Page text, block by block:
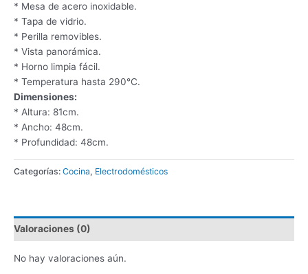
* Mesa de acero inoxidable.
* Tapa de vidrio.
* Perilla removibles.
* Vista panorámica.
* Horno limpia fácil.
* Temperatura hasta 290°C.
Dimensiones:
* Altura: 81cm.
* Ancho: 48cm.
* Profundidad: 48cm.
Categorías: Cocina, Electrodomésticos
Valoraciones (0)
No hay valoraciones aún.